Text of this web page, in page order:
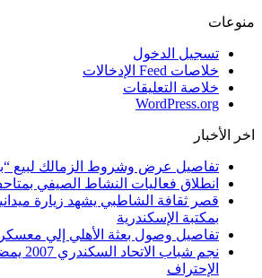
منوعات
تسجيل الدخول
خلاصات Feed الإدخالات
خلاصة التعليقات
WordPress.org
اخر الأخبار
تفاصيل عرض وشروط الزمالك لبيع
انطلاق فعاليات النشاط الصيفي بمتاحف
قصر ثقافة الشاطبي يشهد زيارة
بمكتبة الإسكندرية
تفاصيل وصول بعثة الأهلي إلي معسكر
نجم
الإحتراف